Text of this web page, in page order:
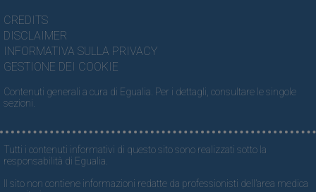
CREDITS
DISCLAIMER
INFORMATIVA SULLA PRIVACY
GESTIONE DEI COOKIE
Contenuti generali a cura di Egualia. Per i dettagli, consultare le singole
sezioni.
Tutti i contenuti informativi di questo sito sono realizzati sotto la
responsabilità di Egualia.
Il sito non contiene informazioni redatte da professionisti dell’area medica